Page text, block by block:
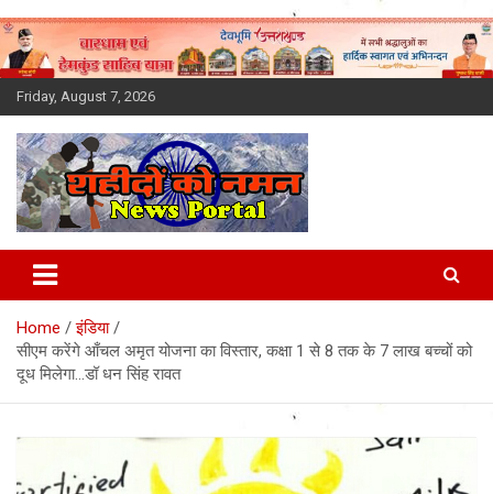
Skip
to
content
Friday, August 7, 2026
Latest News Today, Breaking
News, Uttarakhand News in
Hindi
Home
इंडिया
सीएम करेंगे आँचल अमृत योजना का विस्तार, कक्षा 1 से 8 तक के 7 लाख बच्चों को
दूध मिलेगा…डॉ धन सिंह रावत